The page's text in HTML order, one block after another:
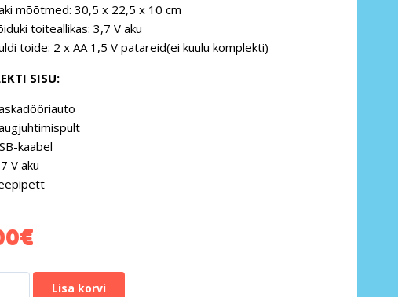
mõõtmed: 30,5 x 22,5 x 10 cm
toiteallikas: 3,7 V aku
toide: 2 x AA 1,5 V patareid(ei kuulu komplekti)
SISU:
kaabel
V aku
€
Lisa korvi